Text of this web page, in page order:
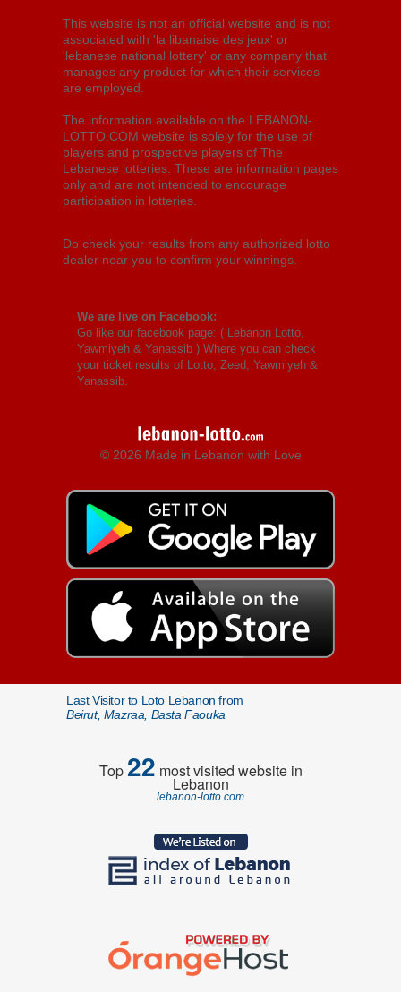
This website is not an official website and is not
associated with 'la libanaise des jeux' or
'lebanese national lottery' or any company that
manages any product for which their services
are employed.
The information available on the LEBANON-
LOTTO.COM website is solely for the use of
players and prospective players of The
Lebanese lotteries. These are information pages
only and are not intended to encourage
participation in lotteries.
Do check your results from any authorized lotto
dealer near you to confirm your winnings.
We are live on Facebook:
Go like our facebook page: ( Lebanon Lotto,
Yawmiyeh & Yanassib ) Where you can check
your ticket results of Lotto, Zeed, Yawmiyeh &
Yanassib.
© 2026 Made in Lebanon with Love
Last Visitor to Loto Lebanon from
Beirut, Mazraa, Basta Faouka
Top22 most visited website in
Lebanon
lebanon-lotto.com